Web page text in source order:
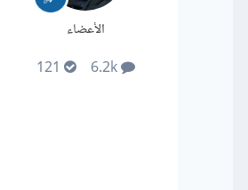
الأعضاء
6.2k